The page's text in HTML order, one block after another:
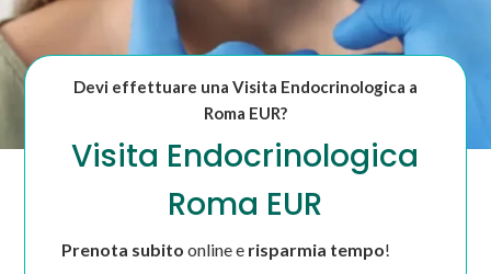
Devi effettuare una Visita Endocrinologica a
Roma EUR?
Visita Endocrinologica
Roma EUR
Prenota subito online e risparmia tempo!